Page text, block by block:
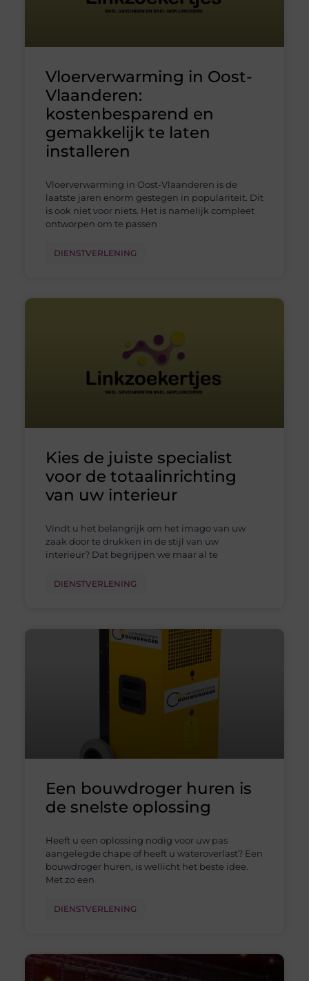
Vloerverwarming in Oost-
Vlaanderen:
kostenbesparend en
gemakkelijk te laten
installeren
Vloerverwarming in Oost-Vlaanderen is de
laatste jaren enorm gestegen in populariteit. Dit
is ook niet voor niets. Het is namelijk compleet
ontworpen om te passen
DIENSTVERLENING
Kies de juiste specialist
voor de totaalinrichting
van uw interieur
Vindt u het belangrijk om het imago van uw
zaak door te drukken in de stijl van uw
interieur? Dat begrijpen we maar al te
DIENSTVERLENING
Een bouwdroger huren is
de snelste oplossing
Heeft u een oplossing nodig voor uw pas
aangelegde chape of heeft u wateroverlast? Een
bouwdroger huren, is wellicht het beste idee.
Met zo een
DIENSTVERLENING